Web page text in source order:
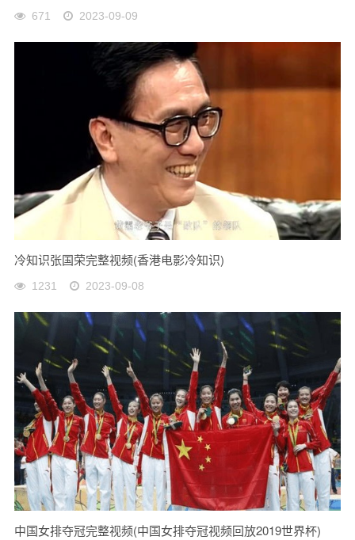
671 2023-09-09
冷知识张国荣完整视频(香港电影冷知识)
1231 2023-09-08
中国女排夺冠完整视频(中国女排夺冠视频回放2019世界杯)